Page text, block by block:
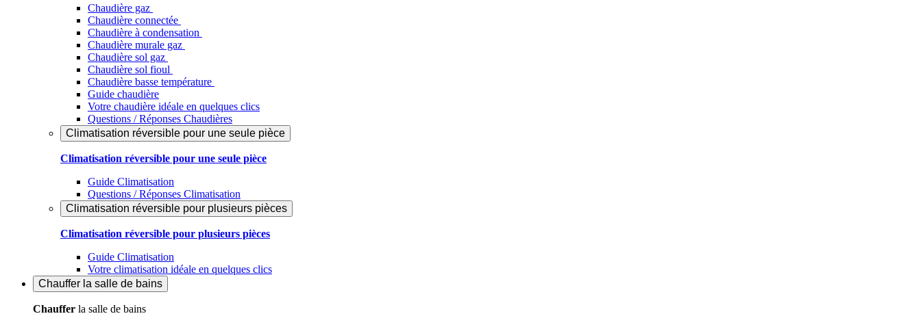
Chaudière gaz
Chaudière connectée
Chaudière à condensation
Chaudière murale gaz
Chaudière sol gaz
Chaudière sol fioul
Chaudière basse température
Guide chaudière
Votre chaudière idéale en quelques clics
Questions / Réponses Chaudières
Climatisation réversible pour une seule pièce
Climatisation réversible pour une seule pièce
Guide Climatisation
Questions / Réponses Climatisation
Climatisation réversible pour plusieurs pièces
Climatisation réversible pour plusieurs pièces
Guide Climatisation
Votre climatisation idéale en quelques clics
Chauffer la salle de bains
Chauffer la salle de bains